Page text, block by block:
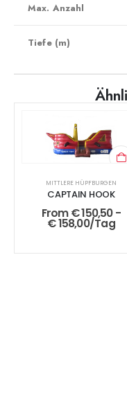
Max. Anzahl
Tiefe (m)
MITTLERE HÜPFBURGEN
CAPTAIN HOOK
From€150,50-
€158,00/Tag